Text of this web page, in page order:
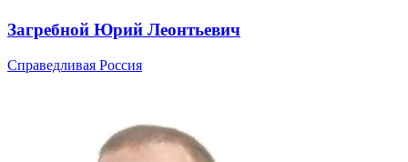
Загребной Юрий Леонтьевич
Справедливая Россия